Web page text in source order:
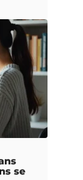
se